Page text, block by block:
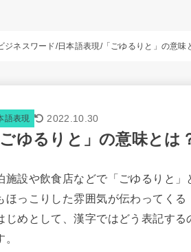
ジネスワード 日本語表現 「ごゆるりと」の意味
語表現 2022.10.30
ごゆるりと」の意味と
施設や飲食店などで「ごゆるりと
ほっこりした雰囲気が伝わってく
じめとして、漢字ではどう表記す
。